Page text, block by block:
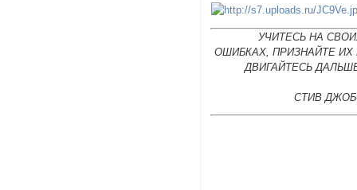
УЧИТЕСЬ НА
ОШИБКАХ, ПРИЗНАЙТЕ ИХ
ДВИГАЙТЕСЬ
СТИВ